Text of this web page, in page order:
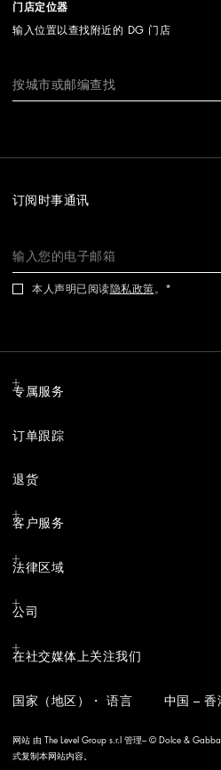
门店定位器
输入位置以查找附近的 DG 门店
订阅时事通讯
本人声明已阅读隐私政策 。
专属服务
订单跟踪
退货
客户服务
法律区域
公司
在社交媒体上关注我们
国家（地区）・ 语言 中国 – 香
网站 由 The Level Group s.r.l 管理– © Dolce &
式复制本网站内容。